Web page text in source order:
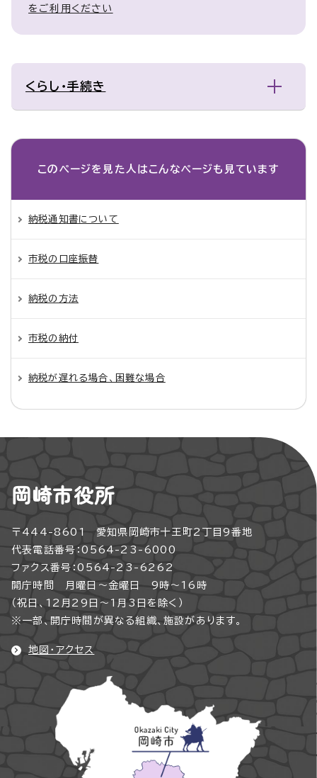
をご利用ください
くらし・手続き
このページを見た人は こんなページも見ています
納税通知書について
市税の口座振替
納税の方法
市税の納付
納税が遅れる場合、困難な場合
岡崎市役所
〒444-8601 愛知県岡崎市十王町2丁目9番地
代表電話番号：0564-23-6000
ファクス番号：0564-23-6262
開庁時間 月曜日～金曜日 9時～16時
（祝日、12月29日～1月3日を除く）
※一部、開庁時間が異なる組織、施設があります。
地図・アクセス